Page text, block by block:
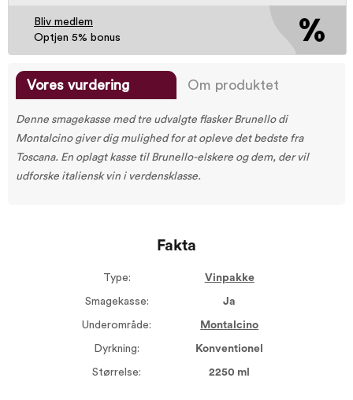
Bliv medlem
Optjen 5% bonus
Vores vurdering Om produktet
Denne smagekasse med tre udvalgte flasker Brunello di
Montalcino giver dig mulighed for at opleve det bedste fra
Toscana. En oplagt kasse til Brunello-elskere og dem, der vil
udforske italiensk vin i verdensklasse.
Fakta
Type: Vinpakke
Smagekasse: Ja
Underområde: Montalcino
Dyrkning: Konventionel
Størrelse: 2250 ml